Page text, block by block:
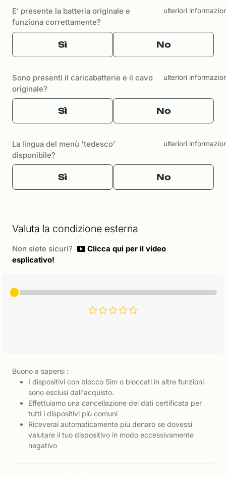
E’ presente la batteria originale e
funziona correttamente?
ulteriori
Sì No
Sono presenti il caricabatterie e il cavo
originale?
ulteriori
Sì No
La lingua del menù 'tedesco'
disponibile?
ulteriori
Sì No
Valuta la condizione esterna
Non siete sicuri?
Clicca qui per il video
esplicativo!
Buono a sapersi :
I dispositivi con blocco Sim o bloccati in altre funzioni
sono esclusi dall'acquisto.
Effettuiamo una cancellazione dei dati certificata per
tutti i dispositivi più comuni
Riceverai automaticamente più denaro se dovessi
valutare il tuo dispositivo in modo eccessivamente
negativo